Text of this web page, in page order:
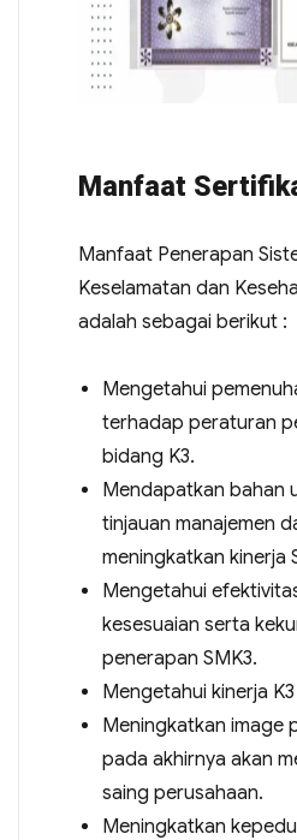
Manfaat
Manfaat Penerapan
Keselamatan dan
adalah sebagai berikut :
Mengetahui
terhadap peraturan
bidang K3.
Mendapatkan bahan
tinjauan manajemen
meningkatkan kinerja
Mengetahui
kesesuaian serta
penerapan SMK3.
Mengetahui kinerja
Meningkatkan image
pada akhirnya akan
saing perusahaan.
Meningkatkan